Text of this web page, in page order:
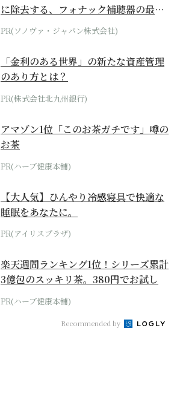
に除去する、フォナック補聴器の最上
位モデル
PR(ソノヴァ・ジャパン株式会社)
「金利のある世界」の新たな資産管理
のあり方とは？
PR(株式会社北九州銀行)
アマゾン1位「このお茶ガチです」噂の
お茶
PR(ハーブ健康本舗)
【大人気】ひんやり冷感寝具で快適な
睡眠をあなたに。
PR(アイリスプラザ)
楽天週間ランキング1位！シリーズ累計
3億包のスッキリ茶。380円でお試し
PR(ハーブ健康本舗)
Recommended by